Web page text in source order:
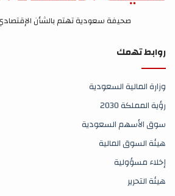
صحيفة سعودية تهتم بالشأن
روابط تهمك
وزارة المالية السعودية
رؤية المملكة 2030
سوق الأسهم السعودية
هيئة السوق المالية
إخلاء مسؤولية
هيئة التحرير